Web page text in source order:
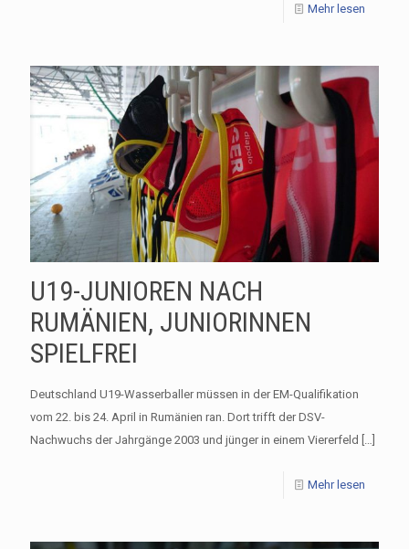
Mehr lesen
U19-JUNIOREN NACH
RUMÄNIEN, JUNIORINNEN
SPIELFREI
Deutschland U19-Wasserballer müssen in der EM-Qualifikation
vom 22. bis 24. April in Rumänien ran. Dort trifft der DSV-
Nachwuchs der Jahrgänge 2003 und jünger in einem Viererfeld
Mehr lesen